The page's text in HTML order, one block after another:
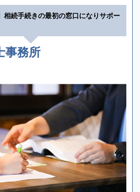
相続手続きの最初の窓口になりサポー
事務所